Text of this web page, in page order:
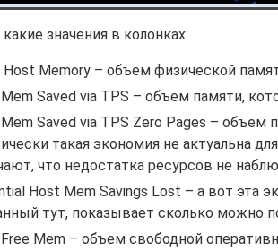
значения в колонках:
Memory – объем физической
Saved via TPS – объем памяти,
Saved via TPS Zero Pages – объем
такая экономия не актуальна
что недостатка ресурсов не
Host Mem Savings Lost – а вот эта
тут, показывает сколько можно
Mem – объем свободной